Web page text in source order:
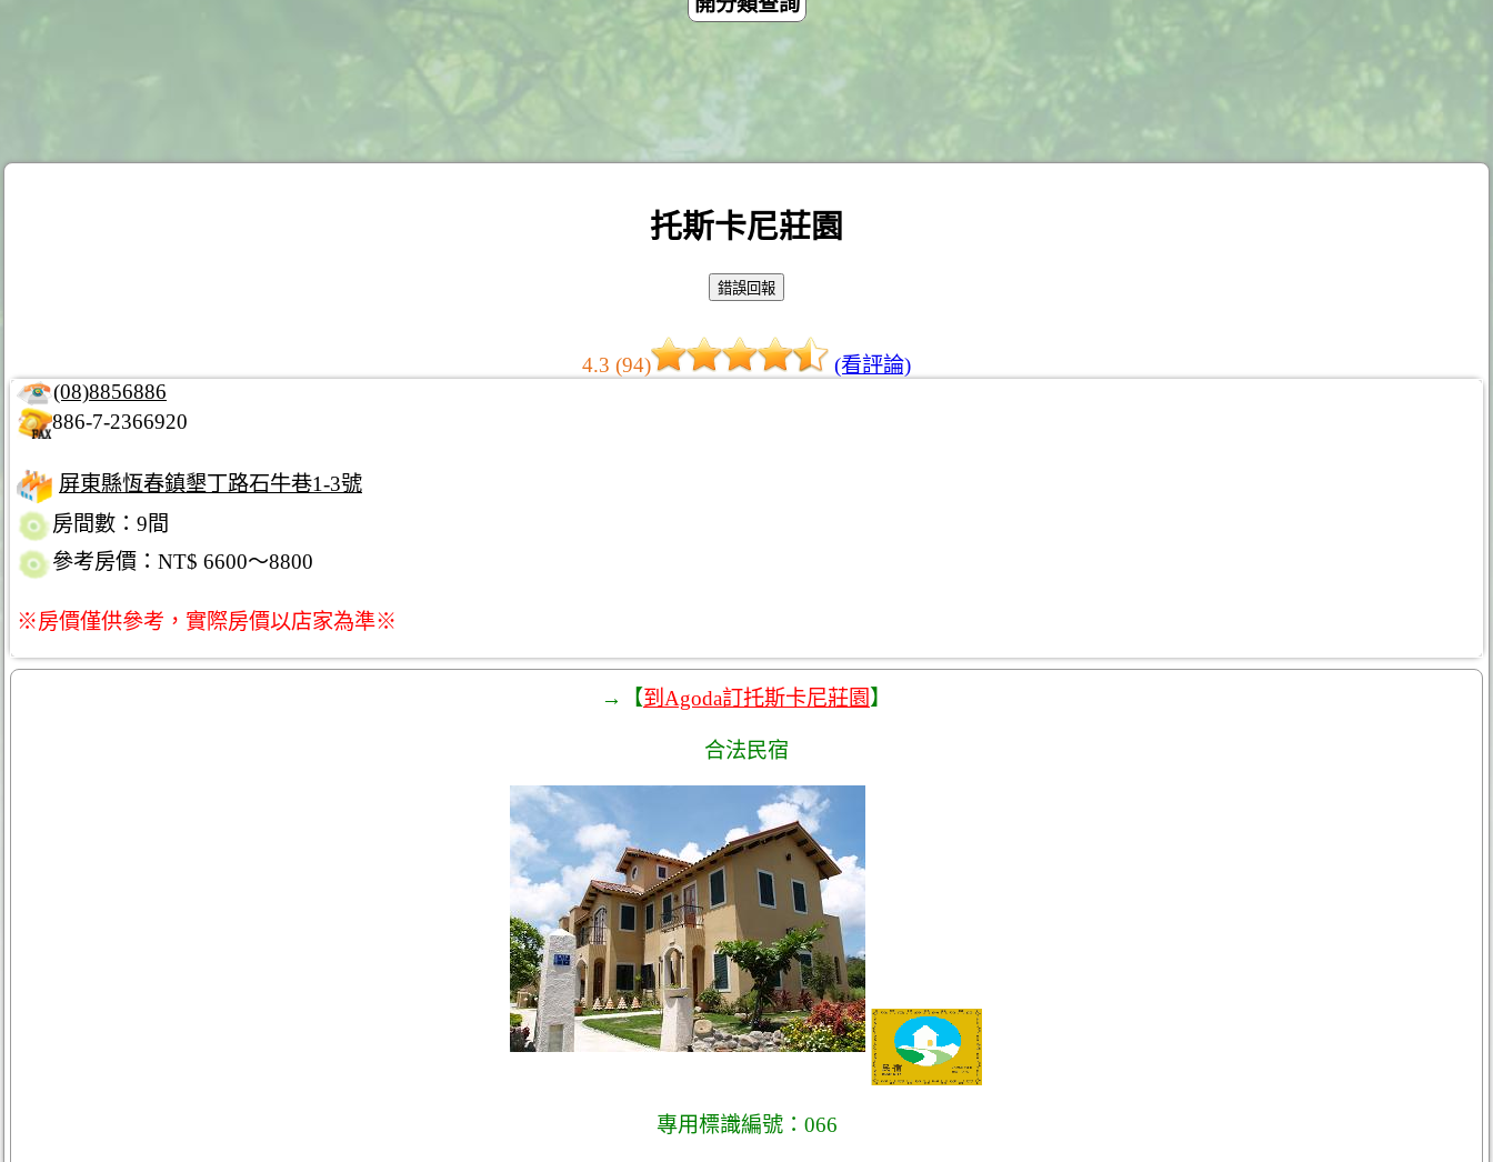
托斯卡尼莊園
4.3 (94)
(看評論)
(08)8856886
886-7-2366920
屏東縣恆春鎮墾丁路石牛巷1-3號
房間數：9間
參考房價：NT$ 6600～8800
※房價僅供參考，實際房價以店家為準※
→【到Agoda訂托斯卡尼莊園 】
合法民宿
專用標識編號：066